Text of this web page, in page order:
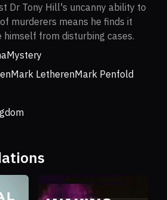
Dr Tony Hill's uncanny ability to
murderers means he finds it
from disturbing cases.
Mystery
Mark LetherenMark Penfold